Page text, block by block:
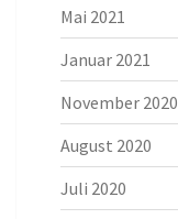
Mai 2021
Januar 2021
November 2020
August 2020
Juli 2020